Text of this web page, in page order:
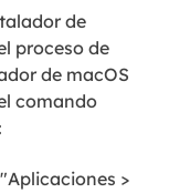
de
proceso de
de macOS
comando
>